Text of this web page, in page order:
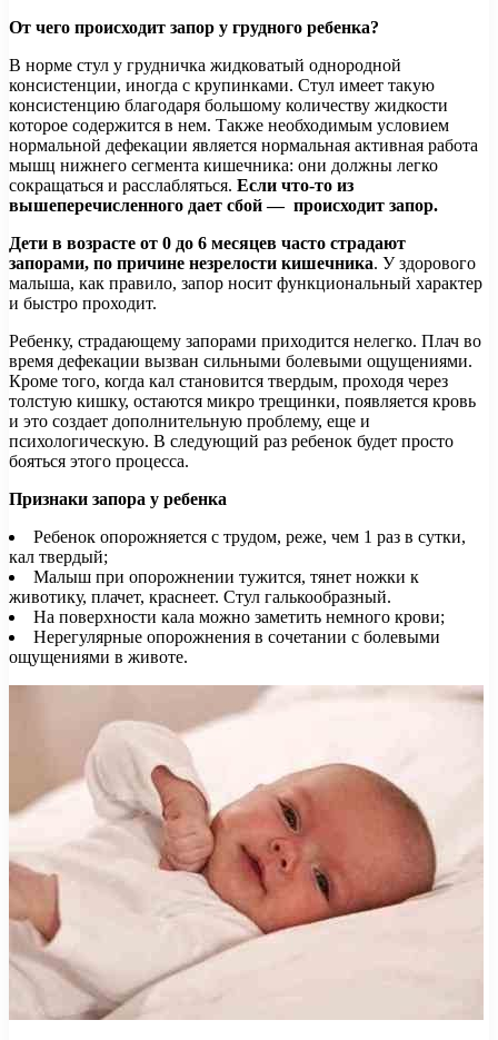
От чего происходит запор у грудного ребенка?
В норме стул у грудничка жидковатый однородной
консистенции, иногда с крупинками. Стул имеет такую
консистенцию благодаря большому количеству жидкости
которое содержится в нем. Также необходимым условием
нормальной дефекации является нормальная активная работа
мышц нижнего сегмента кишечника: они должны легко
сокращаться и расслабляться. Если что-то из
вышеперечисленного дает сбой — происходит запор.
Дети в возрасте от 0 до 6 месяцев часто страдают
запорами, по причине незрелости кишечника. У здорового
малыша, как правило, запор носит функциональный характер
и быстро проходит.
Ребенку, страдающему запорами приходится нелегко. Плач во
время дефекации вызван сильными болевыми ощущениями.
Кроме того, когда кал становится твердым, проходя через
толстую кишку, остаются микро трещинки, появляется кровь
и это создает дополнительную проблему, еще и
психологическую. В следующий раз ребенок будет просто
бояться этого процесса.
Признаки запора у ребенка
Ребенок опорожняется с трудом, реже, чем 1 раз в сутки,
кал твердый;
Малыш при опорожнении тужится, тянет ножки к
животику, плачет, краснеет. Стул галькообразный.
На поверхности кала можно заметить немного крови;
Нерегулярные опорожнения в сочетании с болевыми
ощущениями в животе.